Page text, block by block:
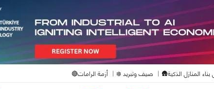
بناء المنازل الذكية🛖 صيف وتبريد ❄️ أزمة الرامات🔴